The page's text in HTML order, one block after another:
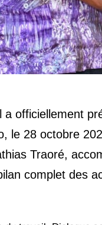
a officiellement
le 28 octobre
Traoré,
complet des